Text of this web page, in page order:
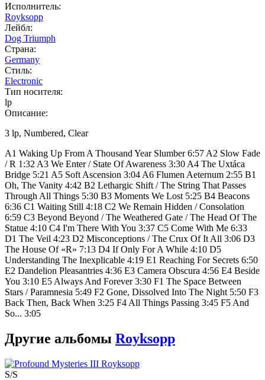
Исполнитель:
Royksopp
Лейбл:
Dog Triumph
Страна:
Germany
Стиль:
Electronic
Тип носителя:
lp
Описание:
3 lp, Numbered, Clear
A1 Waking Up From A Thousand Year Slumber 6:57 A2 Slow Fade
/ R 1:32 A3 We Enter / State Of Awareness 3:30 A4 The Uxtáca
Bridge 5:21 A5 Soft Ascension 3:04 A6 Flumen Aeternum 2:55 B1
Oh, The Vanity 4:42 B2 Lethargic Shift / The String That Passes
Through All Things 5:30 B3 Moments We Lost 5:25 B4 Beacons
6:36 C1 Waiting Still 4:18 C2 We Remain Hidden / Consolation
6:59 C3 Beyond Beyond / The Weathered Gate / The Head Of The
Statue 4:10 C4 I'm There With You 3:37 C5 Come With Me 6:33
D1 The Veil 4:23 D2 Misconceptions / The Crux Of It All 3:06 D3
The House Of «R» 7:13 D4 If Only For A While 4:10 D5
Understanding The Inexplicable 4:19 E1 Reaching For Secrets 6:50
E2 Dandelion Pleasantries 4:36 E3 Camera Obscura 4:56 E4 Beside
You 3:10 E5 Always And Forever 3:30 F1 The Space Between
Stars / Paramnesia 5:49 F2 Gone, Dissolved Into The Night 5:50 F3
Back Then, Back When 3:25 F4 All Things Passing 3:45 F5 And
So... 3:05
Другие альбомы Royksopp
S/S